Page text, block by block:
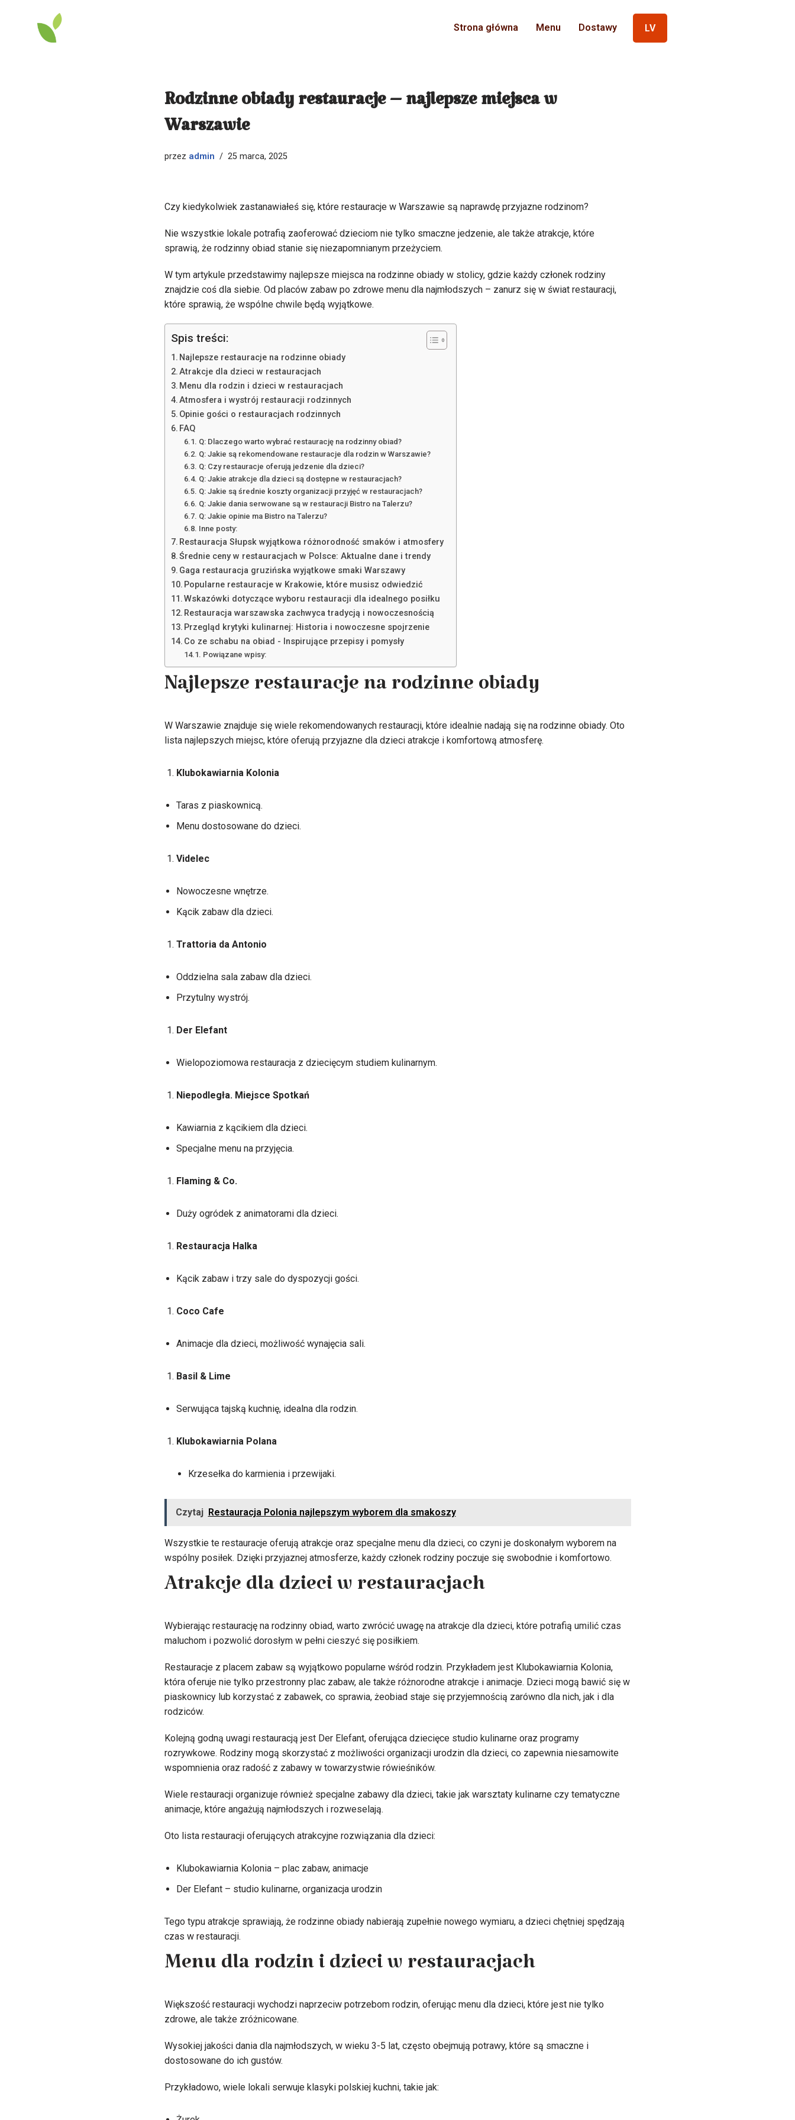
Przejdź
Strona główna Menu Dostawy LV
Rodzinne obiady restauracje – najlepsze miejsca w
Warszawie
przez admin 25 marca, 2025
Czy kiedykolwiek zastanawiałeś się, które restauracje w Warszawie są naprawdę przyjazne rodzinom?
Nie wszystkie lokale potrafią zaoferować dzieciom nie tylko smaczne jedzenie, ale także atrakcje, które
sprawią, że rodzinny obiad stanie się niezapomnianym przeżyciem.
W tym artykule przedstawimy najlepsze miejsca na rodzinne obiady w stolicy, gdzie każdy członek rodziny
znajdzie coś dla siebie. Od placów zabaw po zdrowe menu dla najmłodszych – zanurz się w świat restauracji,
które sprawią, że wspólne chwile będą wyjątkowe.
Spis treści:
Najlepsze restauracje na rodzinne obiady
Atrakcje dla dzieci w restauracjach
Menu dla rodzin i dzieci w restauracjach
Atmosfera i wystrój restauracji rodzinnych
Opinie gości o restauracjach rodzinnych
FAQ
Q: Dlaczego warto wybrać restaurację na rodzinny obiad?
Q: Jakie są rekomendowane restauracje dla rodzin w Warszawie?
Q: Czy restauracje oferują jedzenie dla dzieci?
Q: Jakie atrakcje dla dzieci są dostępne w restauracjach?
Q: Jakie są średnie koszty organizacji przyjęć w restauracjach?
Q: Jakie dania serwowane są w restauracji Bistro na Talerzu?
Q: Jakie opinie ma Bistro na Talerzu?
Inne posty:
Restauracja Słupsk wyjątkowa różnorodność smaków i atmosfery
Średnie ceny w restauracjach w Polsce: Aktualne dane i trendy
Gaga restauracja gruzińska wyjątkowe smaki Warszawy
Popularne restauracje w Krakowie, które musisz odwiedzić
Wskazówki dotyczące wyboru restauracji dla idealnego posiłku
Restauracja warszawska zachwyca tradycją i nowoczesnością
Przegląd krytyki kulinarnej: Historia i nowoczesne spojrzenie
Co ze schabu na obiad - Inspirujące przepisy i pomysły
Powiązane wpisy:
Najlepsze restauracje na rodzinne obiady
W Warszawie znajduje się wiele rekomendowanych restauracji, które idealnie nadają się na rodzinne obiady. Oto
lista najlepszych miejsc, które oferują przyjazne dla dzieci atrakcje i komfortową atmosferę.
Klubokawiarnia Kolonia
Taras z piaskownicą.
Menu dostosowane do dzieci.
Videlec
Nowoczesne wnętrze.
Kącik zabaw dla dzieci.
Trattoria da Antonio
Oddzielna sala zabaw dla dzieci.
Przytulny wystrój.
Der Elefant
Wielopoziomowa restauracja z dziecięcym studiem kulinarnym.
Niepodległa. Miejsce Spotkań
Kawiarnia z kącikiem dla dzieci.
Specjalne menu na przyjęcia.
Flaming & Co.
Duży ogródek z animatorami dla dzieci.
Restauracja Halka
Kącik zabaw i trzy sale do dyspozycji gości.
Coco Cafe
Animacje dla dzieci, możliwość wynajęcia sali.
Basil & Lime
Serwująca tajską kuchnię, idealna dla rodzin.
Klubokawiarnia Polana
Krzesełka do karmienia i przewijaki.
Czytaj Restauracja Polonia najlepszym wyborem dla smakoszy
Wszystkie te restauracje oferują atrakcje oraz specjalne menu dla dzieci, co czyni je doskonałym wyborem na
wspólny posiłek. Dzięki przyjaznej atmosferze, każdy członek rodziny poczuje się swobodnie i komfortowo.
Atrakcje dla dzieci w restauracjach
Wybierając restaurację na rodzinny obiad, warto zwrócić uwagę na atrakcje dla dzieci, które potrafią umilić czas
maluchom i pozwolić dorosłym w pełni cieszyć się posiłkiem.
Restauracje z placem zabaw są wyjątkowo popularne wśród rodzin. Przykładem jest Klubokawiarnia Kolonia,
która oferuje nie tylko przestronny plac zabaw, ale także różnorodne atrakcje i animacje. Dzieci mogą bawić się w
piaskownicy lub korzystać z zabawek, co sprawia, żeobiad staje się przyjemnością zarówno dla nich, jak i dla
rodziców.
Kolejną godną uwagi restauracją jest Der Elefant, oferująca dziecięce studio kulinarne oraz programy
rozrywkowe. Rodziny mogą skorzystać z możliwości organizacji urodzin dla dzieci, co zapewnia niesamowite
wspomnienia oraz radość z zabawy w towarzystwie rówieśników.
Wiele restauracji organizuje również specjalne zabawy dla dzieci, takie jak warsztaty kulinarne czy tematyczne
animacje, które angażują najmłodszych i rozweselają.
Oto lista restauracji oferujących atrakcyjne rozwiązania dla dzieci:
Klubokawiarnia Kolonia – plac zabaw, animacje
Der Elefant – studio kulinarne, organizacja urodzin
Tego typu atrakcje sprawiają, że rodzinne obiady nabierają zupełnie nowego wymiaru, a dzieci chętniej spędzają
czas w restauracji.
Menu dla rodzin i dzieci w restauracjach
Większość restauracji wychodzi naprzeciw potrzebom rodzin, oferując menu dla dzieci, które jest nie tylko
zdrowe, ale także zróżnicowane.
Wysokiej jakości dania dla najmłodszych, w wieku 3-5 lat, często obejmują potrawy, które są smaczne i
dostosowane do ich gustów.
Przykładowo, wiele lokali serwuje klasyki polskiej kuchni, takie jak: